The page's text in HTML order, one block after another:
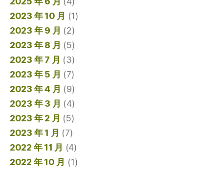
2023 年 10 月 (1)
2023 年 9 月 (2)
2023 年 8 月 (5)
2023 年 7 月 (3)
2023 年 5 月 (7)
2023 年 4 月 (9)
2023 年 3 月 (4)
2023 年 2 月 (5)
2023 年 1 月 (7)
2022 年 11 月 (4)
2022 年 10 月 (1)